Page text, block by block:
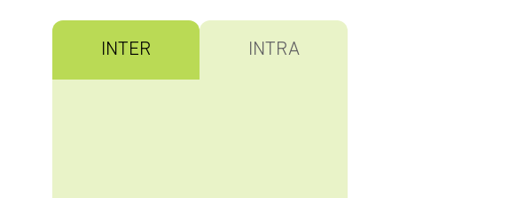
INTER INTRA